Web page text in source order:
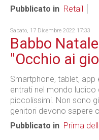
Pubblicato in Retail
Sabato, 17 Dicembre 2022 17:33
Babbo
"Occhio ai
Smartphone, tablet,
entrati nel mondo ludico
piccolissimi. Non sono
genitori devono sapere
Pubblicato in Prima